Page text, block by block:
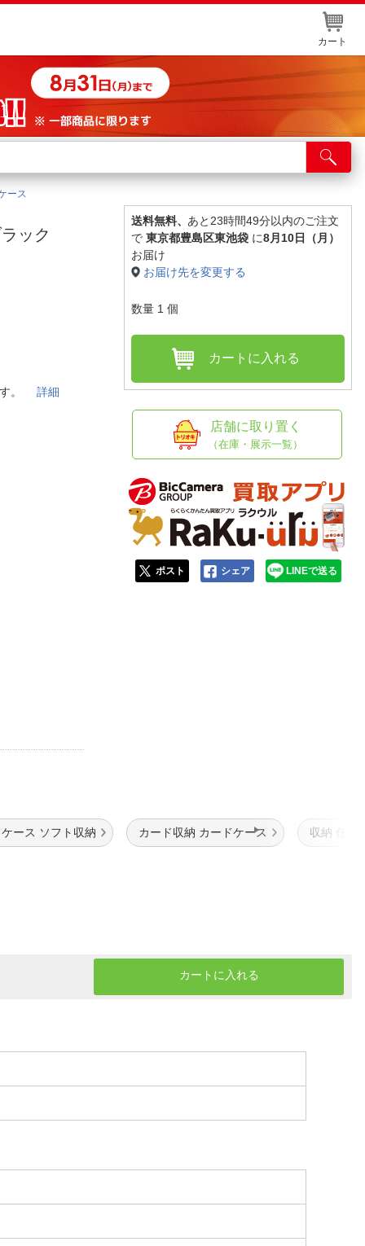
カート
舗サービス
ト取り置き
情報・店舗一覧
報
ース
ック
す。詳細
送料無料、 あと23時間49分以内のご注文
で 東京都豊島区東池袋 に8月10日（月）
お届け
お届け先を変更する
数量 1 個
カートに入れる
店舗に取り置く
（在庫・展示一覧）
ポスト シェア LINEで送る
ース ソフト収納 カード収納 カードケース 収納 任天
カートに入れる